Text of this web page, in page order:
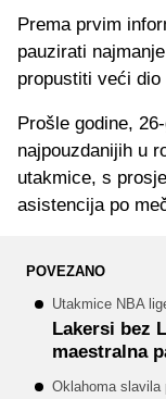
Prema prvim
pauzirati
propustiti veći dio
Prošle godine,
najpouzdanijih u
utakmice, s
asistencija po
POVEZANO
Utakmice NBA
Lakersi bez
maestralna
Oklahoma slavila